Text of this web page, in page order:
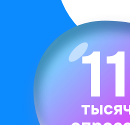
этапа. Это позволяет улучшить
качество получаемых данных,
оптимизировать работу с
респондентами и уменьшить цену
комплита.
О методе ↗